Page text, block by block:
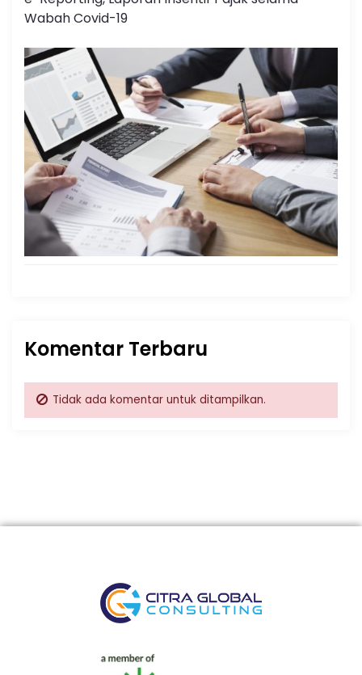
Wabah Covid-19
Komentar Terbaru
Tidak ada komentar untuk ditampilkan.